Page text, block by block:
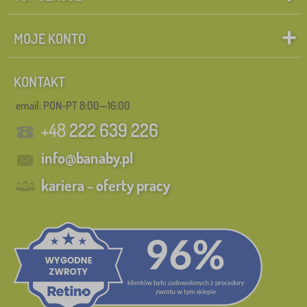
MOJE KONTO
KONTAKT
email: PON-PT 8:00—16:00
+48222 639 226
info@banaby.pl
kariera - oferty pracy